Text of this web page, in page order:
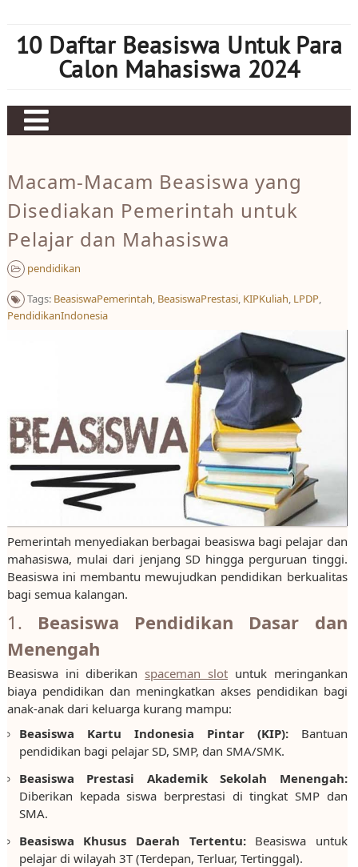
content
10 Daftar Beasiswa Untuk Para
Calon Mahasiswa 2024
Sbobet
Judi bola
Mahjong Ways 2
Slot Kamboja
Slot Thailand
Macam-Macam Beasiswa yang
Disediakan Pemerintah untuk
Pelajar dan Mahasiswa
pendidikan
Tags: BeasiswaPemerintah, BeasiswaPrestasi, KIPKuliah, LPDP,
PendidikanIndonesia
Pemerintah menyediakan berbagai beasiswa bagi pelajar dan
mahasiswa, mulai dari jenjang SD hingga perguruan tinggi.
Beasiswa ini membantu mewujudkan pendidikan berkualitas
bagi semua kalangan.
1. Beasiswa Pendidikan Dasar dan
Menengah
Beasiswa ini diberikan spaceman slot untuk meringankan
biaya pendidikan dan meningkatkan akses pendidikan bagi
anak-anak dari keluarga kurang mampu:
Beasiswa Kartu Indonesia Pintar (KIP):Bantuan
pendidikan bagi pelajar SD, SMP, dan SMA/SMK.
Beasiswa Prestasi Akademik Sekolah Menengah:
Diberikan kepada siswa berprestasi di tingkat SMP dan
SMA.
Beasiswa Khusus Daerah Tertentu:Beasiswa untuk
pelajar di wilayah 3T (Terdepan, Terluar, Tertinggal).